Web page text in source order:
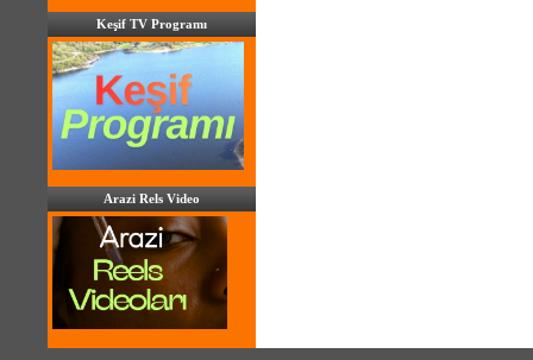
Keşif TV Programı
Arazi Rels Video